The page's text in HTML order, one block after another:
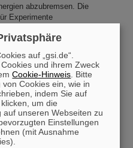
abzubremsen. Die
Experimente
100 keV/nucleon. It features
ionbeam lifetimes of
the highest charge states of
the localionsource provides a
solid sample materials. The
300 keV/u RFQ accelerator to
be [...] CRYRING@ESR is low-
and is integrated into the GSI
auf „gsi.de“.
und ihrem Zweck
Cookie-Hinweis . Bitte
Cookies ein, wie in
indem Sie auf
klicken, um die
unseren Webseiten zu
Einstellungen
(mit Ausnahme